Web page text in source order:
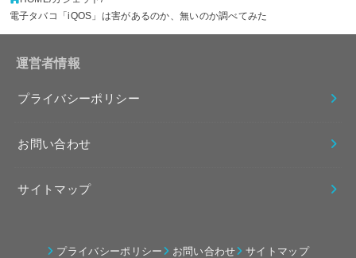
電子タバコ「iQOS」は害があるのか、無いのか調べてみた
運営者情報
プライバシーポリシー
お問い合わせ
サイトマップ
プライバシーポリシー お問い合わせ サイトマップ